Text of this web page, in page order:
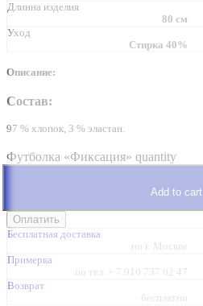
Длинна изделия
80 см
Уход
Стирка 40%
Описание:
Состав:
97 % хлопок, 3 % эластан.
Футболка «Фиксация» quantity
Add to cart
Бесплатная доставка
по г. Москве
Примерка
по тел. + 7 910 737 02 47
Возврат
бесплатно